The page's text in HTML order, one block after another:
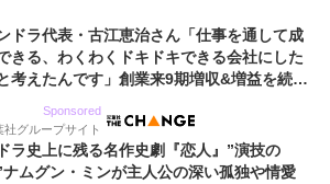
ドラ代表・古江恵治さん「仕事を通して成
きる、わくわくドキドキできる会社にした
考えたんです」創業来9期増収&増益を続け
Sponsored
社グループサイト
ラ史上に残る名作史劇『恋人』”演技の
ナムグン・ミンが主人公の深い孤独や情愛